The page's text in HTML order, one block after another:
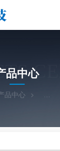
品中心
品中心 二手